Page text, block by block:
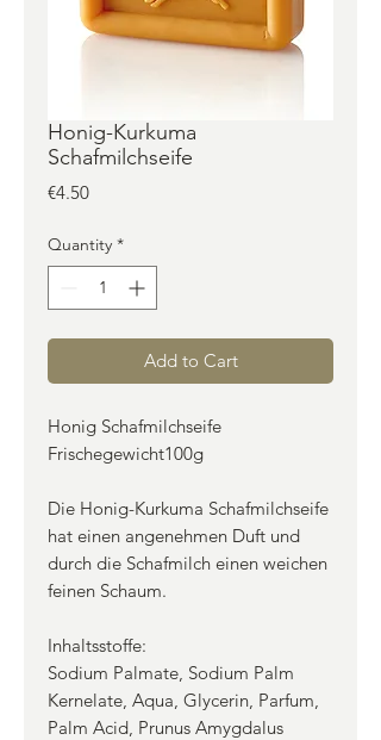
Honig-Kurkuma
Schafmilchseife
€4.50Price
Quantity *
Add to Cart
Honig Schafmilchseife
Frischegewicht100g
Die Honig-Kurkuma Schafmilchseife
hat einen angenehmen Duft und
durch die Schafmilch einen weichen
feinen Schaum.
Inhaltsstoffe:
Sodium Palmate, Sodium Palm
Kernelate, Aqua, Glycerin, Parfum,
Palm Acid, Prunus Amygdalus